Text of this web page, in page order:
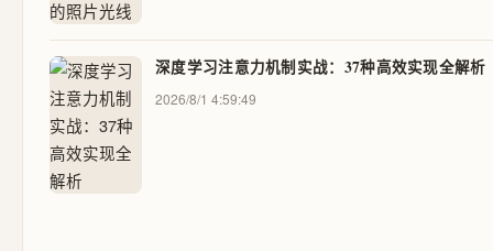
深度学习注意力机制实战：37种高效实现全解析
2026/8/1 4:59:49